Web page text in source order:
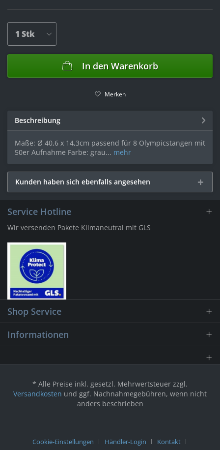
In den Warenkorb
Merken
Beschreibung
Maße: Ø 40,6 x 14,3cm passend für 8 Olympicstangen mit
50er Aufnahme Farbe: grau... mehr
Kunden haben sich ebenfalls angesehen
Service Hotline
Wir versenden Pakete Klimaneutral mit GLS
Shop Service
Informationen
* Alle Preise inkl. gesetzl. Mehrwertsteuer zzgl.
Versandkosten und ggf. Nachnahmegebühren, wenn nicht
anders beschrieben
Cookie-Einstellungen Händler-Login Kontakt